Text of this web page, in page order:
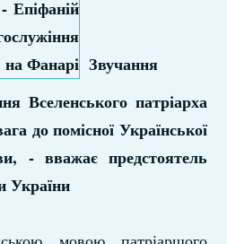
Звучання
Вселенського патріарха
до помісної Української
- вважає предстоятель
України